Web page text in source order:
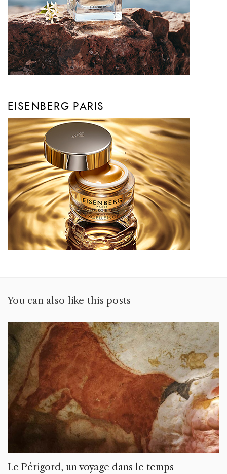
EISENBERG PARIS
You can also like this posts
Le Périgord, un voyage dans le temps